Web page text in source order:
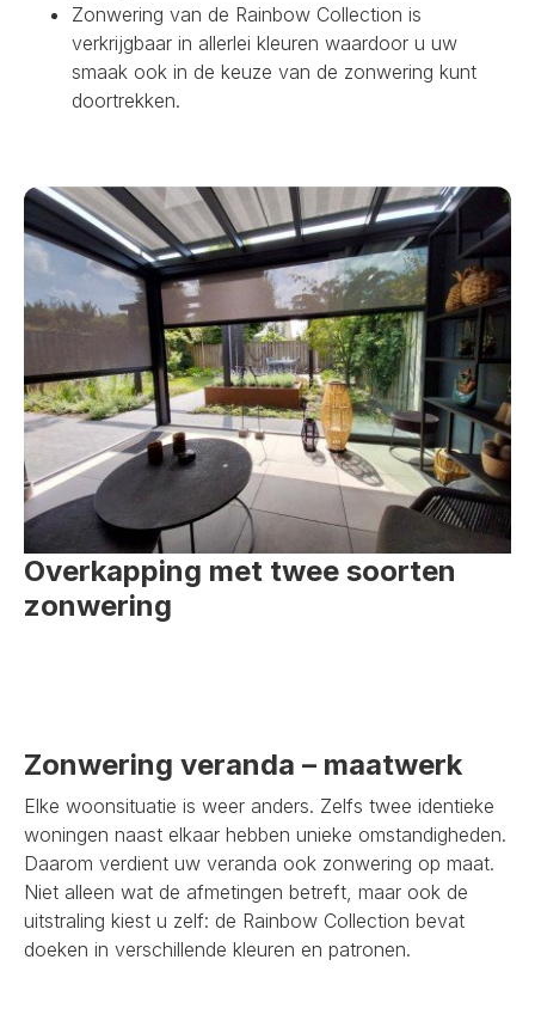
Zonwering van de Rainbow Collection is
verkrijgbaar in allerlei kleuren waardoor u uw
smaak ook in de keuze van de zonwering kunt
doortrekken.
Overkapping met twee soorten
zonwering
Zonwering veranda – maatwerk
Elke woonsituatie is weer anders. Zelfs twee identieke
woningen naast elkaar hebben unieke omstandigheden.
Daarom verdient uw veranda ook zonwering op maat.
Niet alleen wat de afmetingen betreft, maar ook de
uitstraling kiest u zelf: de Rainbow Collection bevat
doeken in verschillende kleuren en patronen.